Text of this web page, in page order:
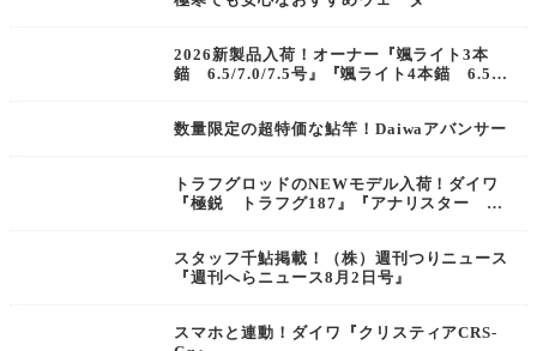
2026新製品入荷！オーナー『颯ライト3本
錨 6.5/7.0/7.5号』『颯ライト4本錨 6.5/
数量限定の超特価な鮎竿！Daiwaアバンサー
トラフグロッドのNEWモデル入荷！ダイワ
『極鋭 トラフグ187』『アナリスター ト
スタッフ千鮎掲載！（株）週刊つりニュース
『週刊へらニュース8月2日号』
スマホと連動！ダイワ『クリスティアCRS-